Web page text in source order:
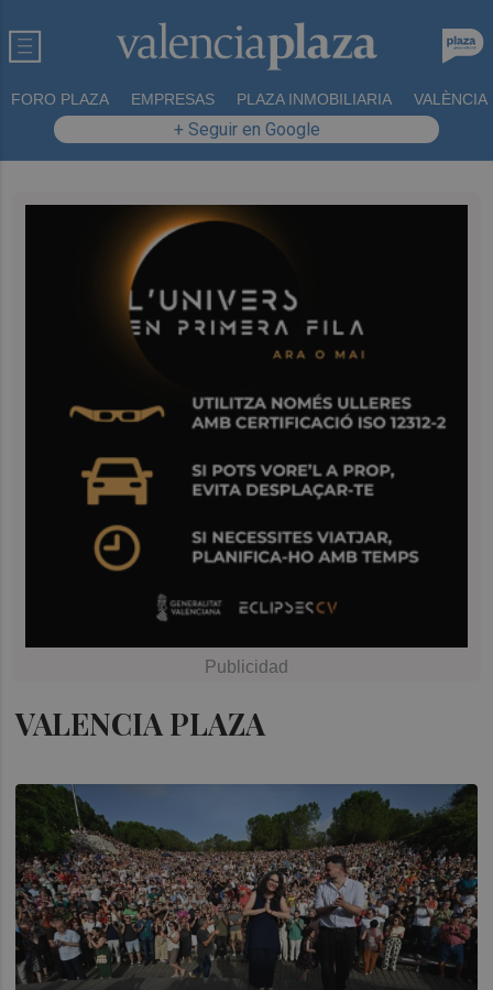
FORO PLAZA EMPRESAS PLAZA INMOBILIARIA VALÈNCIA
+ Seguir en Google
VALENCIA PLAZA